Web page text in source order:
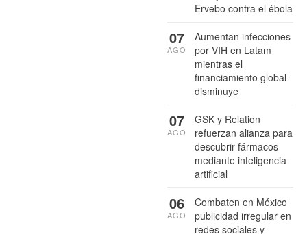
Ervebo contra el ébola
Aumentan infecciones
por VIH en Latam
mientras el
financiamiento global
disminuye
07
AGO
GSK y Relation
refuerzan alianza para
descubrir fármacos
mediante inteligencia
artificial
07
AGO
Combaten en México
publicidad irregular en
redes sociales y
06
AGO